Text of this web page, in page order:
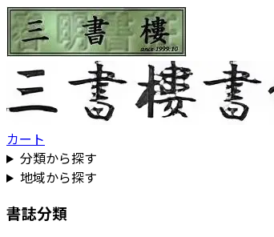
カート
分類から探す
地域から探す
書誌分類